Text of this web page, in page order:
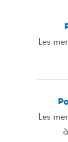
Les
Les